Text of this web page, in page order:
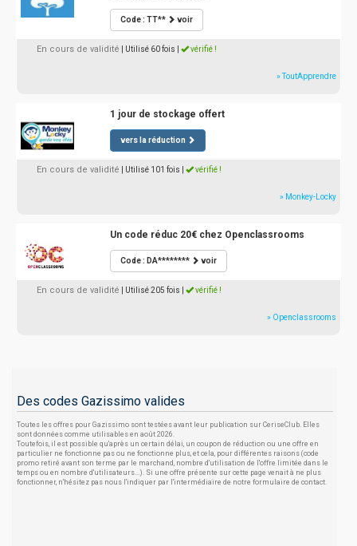
Code : TT** voir
En cours de validité | Utilisé 60 fois vérifié !
» ToutApprendre
1 jour de stockage offert
vers la réduction
En cours de validité | Utilisé 101 fois vérifié !
» Monkey-Locky
Un code réduc 20€ chez Openclassrooms
Code : DA******** voir
En cours de validité | Utilisé 205 fois vérifié !
» Openclassrooms
Des codes Gazissimo valides
Toutes les offres pour Gazissimo sont testées avant leur publication sur CeriseClub. Elles
sont données comme utilisables en août 2026.
Toutefois, il est possible qu'après un certain délai, un coupon de réduction ou une offre en
particulier ne fonctionne pas ou ne fonctionne plus, et cela, pour différentes raisons (code
promo retiré avant son terme par le marchand, nombre d'utilisation de l'offre limitée dans le
temps ou en nombre d'utilisateurs...). Si une offre présente sur cette page venait à ne plus
fonctionner, n'hésitez pas nous l'indiquer par l'intermédiaire de notre formulaire de contact.